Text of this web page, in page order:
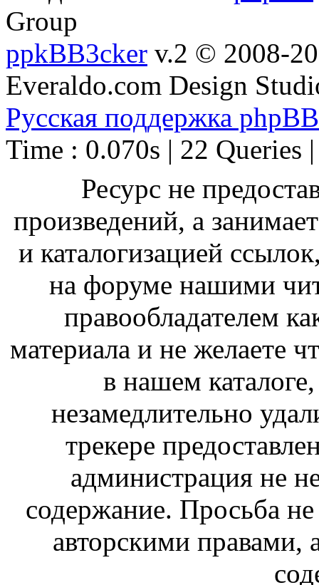
Group
ppkBB3cker v.2 © 2008-
Everaldo.com Design
Русская поддержка phpBB
Time : 0.070s | 22 Queries
Ресурс не
произведений, а
и каталогизацией
на форуме нашими
правообладателем
материала и не желаете
в нашем
незамедлительно
трекере
администрация не
содержание. Просьба
авторскими правами,